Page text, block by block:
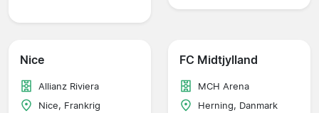
Nice
Allianz Riviera
Nice, Frankrig
FC Midtjylland
MCH Arena
Herning, Danmark